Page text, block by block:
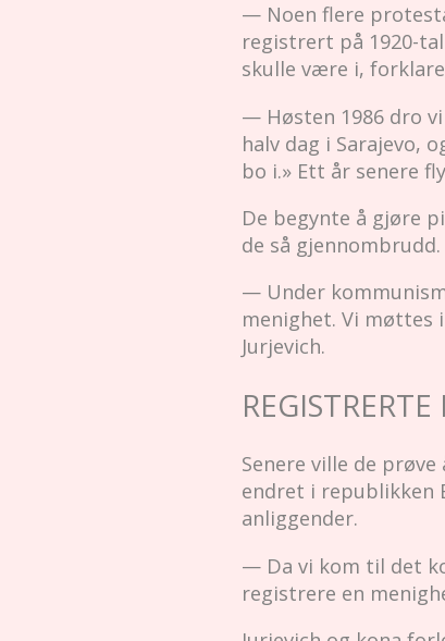
— Noen flere
registrert på 1920-
skulle være i,
— Høsten 1986 dro
halv dag i Sarajevo,
bo i.» Ett år senere
De begynte å gjøre
de så gjennombrudd.
— Under
menighet. Vi møttes
Jurjevich.
Senere ville de
endret i republikken
anliggender.
— Da vi kom til det
registrere en